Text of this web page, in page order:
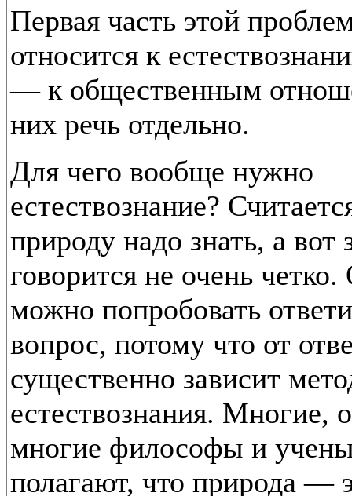
Первая часть этой
относится к
— к общественным
них речь отдельно.
Для чего вообще нужно
естествознание?
природу надо знать, а вот
говорится не очень четко.
можно попробовать
вопрос, потому что от
существенно зависит
естествознания. Многие,
многие философы и
полагают, что природа —